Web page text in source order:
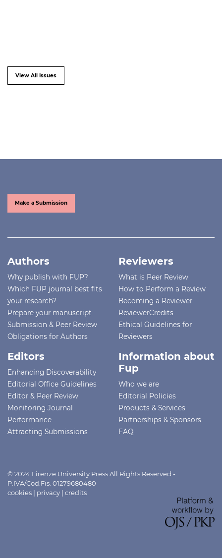
View All Issues
Make a Submission
Authors
Why publish with FUP?
Which FUP journal best fits
your research?
Prepare your manuscript
Submission & Peer Review
Obligations for Authors
Reviewers
What is Peer Review
How to Perform a Review
Becoming a Reviewer
ReviewerCredits
Ethical Guidelines for
Reviewers
Editors
Enhancing Discoverability
Editorial Office Guidelines
Editor & Peer Review
Monitoring Journal
Performance
Attracting Submissions
Information about
Fup
Who we are
Editorial Policies
Products & Services
Partnerships & Sponsors
FAQ
© 2024 Firenze University Press All Rights Reserved -
P.IVA/Cod.Fis. 01279680480
cookies | privacy | credits